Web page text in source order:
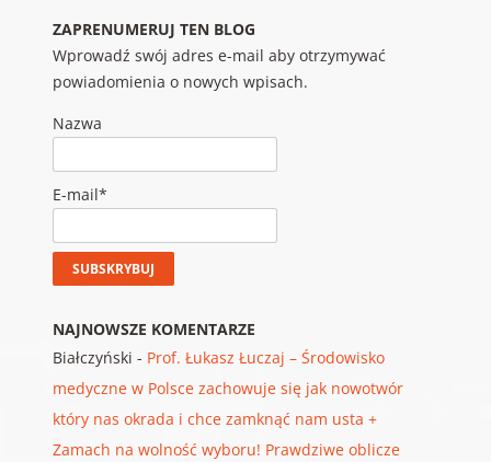
ZAPRENUMERUJ TEN BLOG
Wprowadź swój adres e-mail aby otrzymywać
powiadomienia o nowych wpisach.
Nazwa
E-mail*
NAJNOWSZE KOMENTARZE
Białczyński - Prof. Łukasz Łuczaj – Środowisko
medyczne w Polsce zachowuje się jak nowotwór
który nas okrada i chce zamknąć nam usta +
Zamach na wolność wyboru! Prawdziwe oblicze